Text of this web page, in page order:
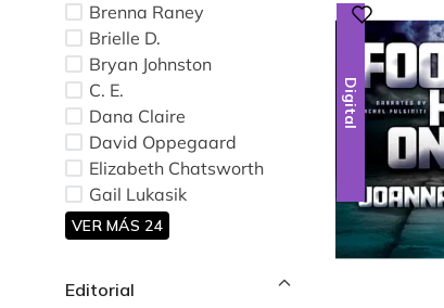
Brenna Raney
Brielle D.
Bryan Johnston
C. E.
Dana Claire
David Oppegaard
Elizabeth Chatsworth
Gail Lukasik
VER MÁS 24
Editorial
Digital